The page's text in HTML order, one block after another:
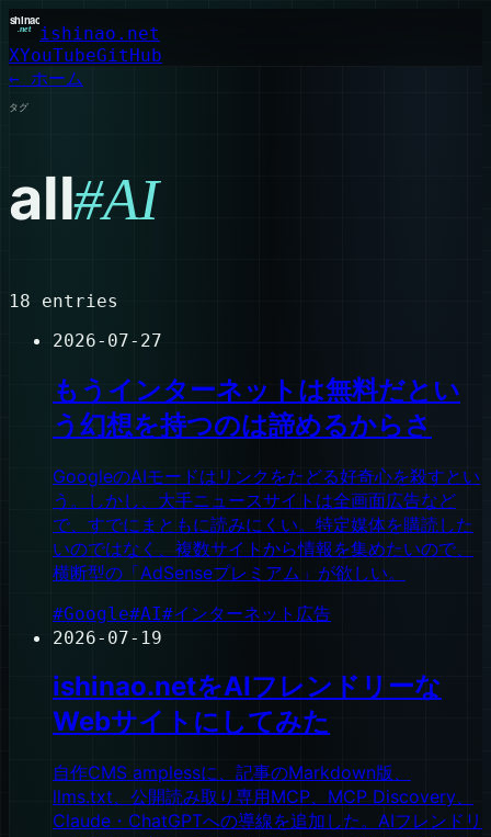
ishinao.net
XYouTubeGitHub
← ホーム
タグ
all#AI
18 entries
2026-07-27
もうインターネットは無料だとい
う幻想を持つのは諦めるからさ
GoogleのAIモードはリンクをたどる好奇心を殺すとい
う。しかし、大手ニュースサイトは全画面広告など
で、すでにまともに読みにくい。特定媒体を購読した
いのではなく、複数サイトから情報を集めたいので、
横断型の「AdSenseプレミアム」が欲しい。
#Google#AI#インターネット広告
2026-07-19
ishinao.netをAIフレンドリーな
Webサイトにしてみた
自作CMS amplessに、記事のMarkdown版、
llms.txt、公開読み取り専用MCP、MCP Discovery、
Claude・ChatGPTへの導線を追加した。AIフレンドリ